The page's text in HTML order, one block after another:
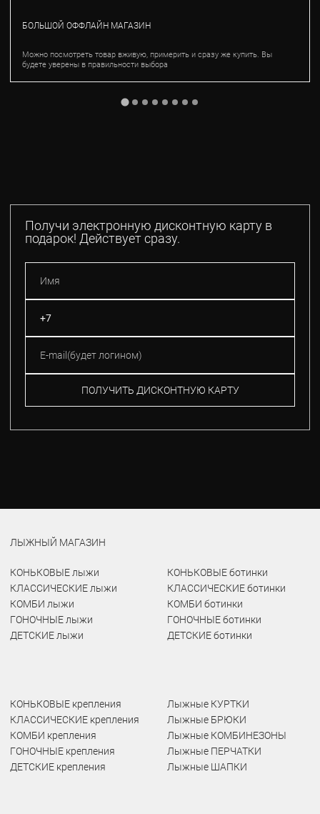
БОЛЬШОЙ ОФФЛАЙН МАГАЗИН
Можно посмотреть товар вживую, примерить и сразу же купить. Вы
будете уверены в правильности выбора
Получи электронную дисконтную карту в
подарок! Действует сразу.
ПОЛУЧИТЬ ДИСКОНТНУЮ КАРТУ
ЛЫЖНЫЙ МАГАЗИН
КОНЬКОВЫЕ лыжи
КЛАССИЧЕСКИЕ лыжи
КОМБИ лыжи
ГОНОЧНЫЕ лыжи
ДЕТСКИЕ лыжи
КОНЬКОВЫЕ ботинки
КЛАССИЧЕСКИЕ ботинки
КОМБИ ботинки
ГОНОЧНЫЕ ботинки
ДЕТСКИЕ ботинки
КОНЬКОВЫЕ крепления
КЛАССИЧЕСКИЕ крепления
КОМБИ крепления
ГОНОЧНЫЕ крепления
ДЕТСКИЕ крепления
Лыжные КУРТКИ
Лыжные БРЮКИ
Лыжные КОМБИНЕЗОНЫ
Лыжные ПЕРЧАТКИ
Лыжные ШАПКИ